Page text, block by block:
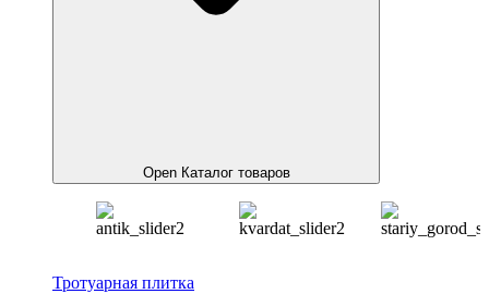
Open Каталог товаров
Тротуарная плитка